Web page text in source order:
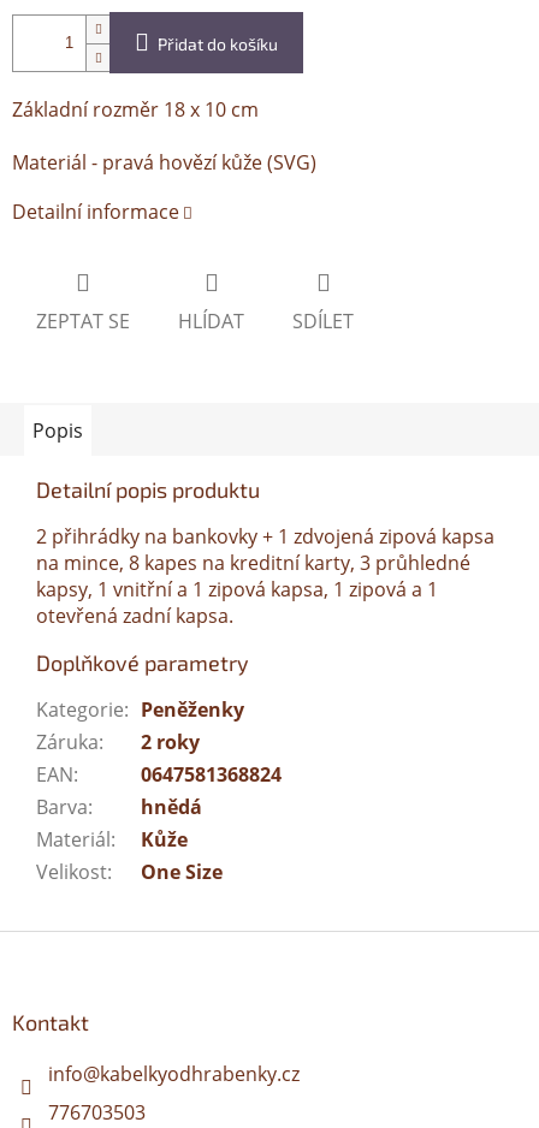
Přidat do košíku
Základní rozměr 18 x 10 cm
Materiál - pravá hovězí kůže (SVG)
Detailní informace
ZEPTAT SE HLÍDAT SDÍLET
Popis
Detailní popis produktu
2 přihrádky na bankovky + 1 zdvojená zipová kapsa
na mince, 8 kapes na kreditní karty, 3 průhledné
kapsy, 1 vnitřní a 1 zipová kapsa, 1 zipová a 1
otevřená zadní kapsa.
Doplňkové parametry
Kategorie: Peněženky
Záruka:
2 roky
EAN:
0647581368824
Barva:
hnědá
Materiál:
Kůže
Velikost: One Size
Kontakt
info@kabelkyodhrabenky.cz
776703503